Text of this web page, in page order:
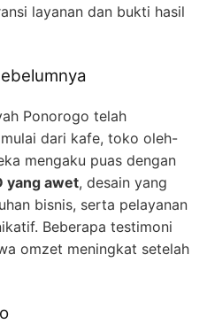
layanan dan bukti hasil
Ponorogo telah
dari kafe, toko oleh-
mengaku puas dengan
yang awet, desain yang
bisnis, serta pelayanan
Beberapa testimoni
omzet meningkat setelah